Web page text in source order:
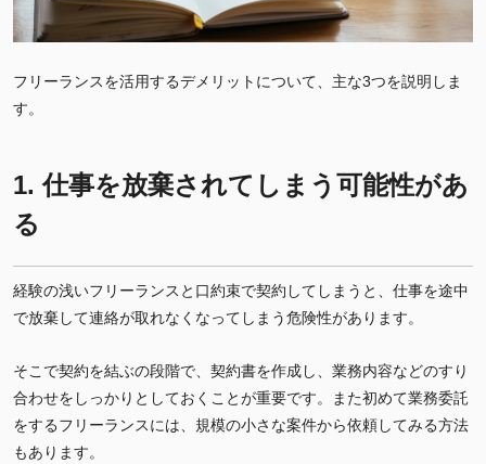
フリーランスを活用するデメリットについて、主な3つを説明しま
す。
1. 仕事を放棄されてしまう可能性があ
る
経験の浅いフリーランスと口約束で契約してしまうと、仕事を途中
で放棄して連絡が取れなくなってしまう危険性があります。
そこで契約を結ぶの段階で、契約書を作成し、業務内容などのすり
合わせをしっかりとしておくことが重要です。また初めて業務委託
をするフリーランスには、規模の小さな案件から依頼してみる方法
もあります。